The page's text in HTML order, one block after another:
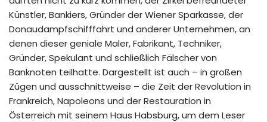
Künstler, Bankiers, Gründer der Wiener Sparkasse, der
Donaudampfschifffahrt und anderer Unternehmen, an
denen dieser geniale Maler, Fabrikant, Techniker,
Gründer, Spekulant und schließlich Fälscher von
Banknoten teilhatte. Dargestellt ist auch – in großen
Zügen und ausschnittweise – die Zeit der Revolution in
Frankreich, Napoleons und der Restauration in
Österreich mit seinem Haus Habsburg, um dem Leser